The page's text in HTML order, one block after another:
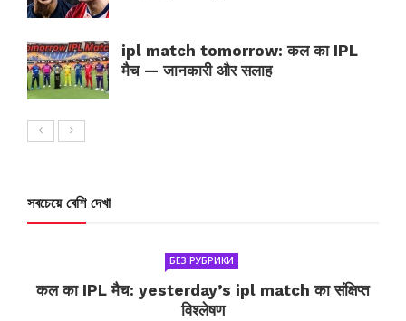
ipl match tomorrow: कल का IPL
मैच — जानकारी और सलाह
সবচেয়ে বেশি দেখা
БЕЗ РУБРИКИ
कल का IPL मैच: yesterday’s ipl match का संक्षिप्त
विश्लेषण